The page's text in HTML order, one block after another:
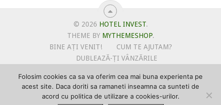
© 2026 HOTEL INVEST.
THEME BY MYTHEMESHOP.
BINE AȚI VENIT!
CUM TE AJUTAM?
DUBLEAZĂ-ȚI VÂNZĂRILE
POLITICA DE UTILIZARE COOKIE-URI
PRIMEȘTI GRATUIT MEGA-CADOURI LA ABONARE
Folosim cookies ca sa va oferim cea mai buna experienta pe
acest site. Daca doriti sa ramaneti inseamna ca sunteti de
acord cu politica de utilizare a cookies-urilor.